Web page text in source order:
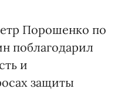
Порошенко по
поблагодарил
и
защиты